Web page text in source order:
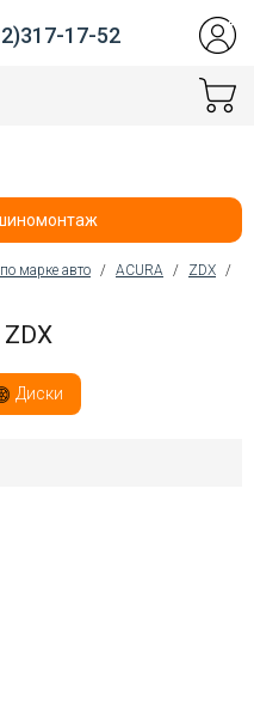
17-52
марке авто / ACURA / ZDX /
Диски